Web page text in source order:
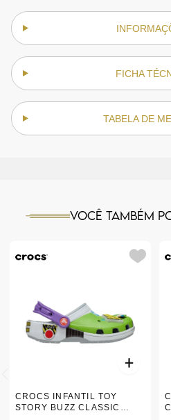
FICHA
TABELA DE
Você também
CROCS INFANTIL TOY
STORY BUZZ CLASSIC